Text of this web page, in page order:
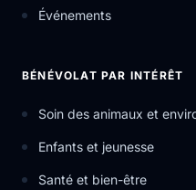
Événements
BÉNÉVOLAT PAR INTÉRÊT
Soin des animaux et
Enfants et jeunesse
Santé et bien-être